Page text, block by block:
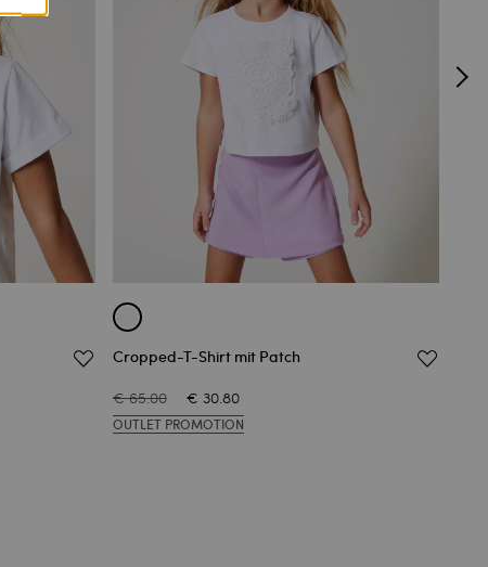
Cropped-T-Shirt mit Patch
€ 65.00 € 30.80
OUTLET PROMOTION